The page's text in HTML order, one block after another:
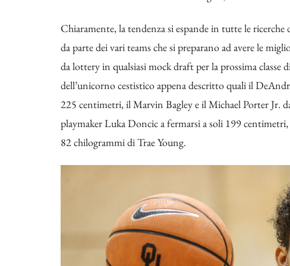
Chiaramente, la tendenza si espande in tutte le
da parte dei vari teams che si preparano ad avere le
da lottery in qualsiasi mock draft per la prossima
dell’unicorno cestistico appena descritto quali il
225 centimetri, il Marvin Bagley e il Michael Porter Jr.
playmaker Luka Doncic a fermarsi a soli 199
82 chilogrammi di Trae Young.